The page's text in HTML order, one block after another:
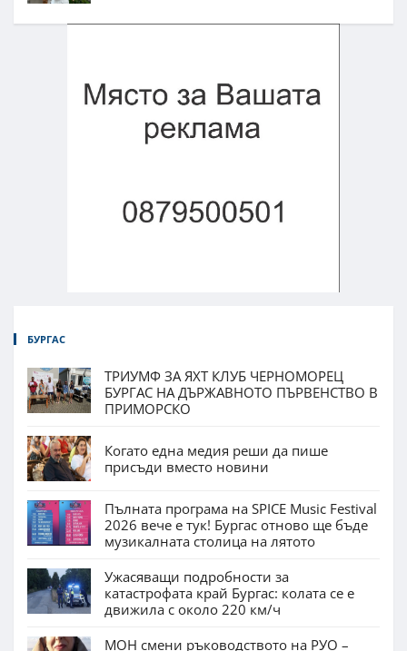
БУРГАС
ТРИУМФ ЗА ЯХТ КЛУБ ЧЕРНОМОРЕЦ
БУРГАС НА ДЪРЖАВНОТО ПЪРВЕНСТВО В
ПРИМОРСКО
Когато една медия реши да пише
присъди вместо новини
Пълната програма на SPICE Music Festival
2026 вече е тук! Бургас отново ще бъде
музикалната столица на лятото
Ужасяващи подробности за
катастрофата край Бургас: колата се е
движила с около 220 км/ч
МОН смени ръководството на РУО –